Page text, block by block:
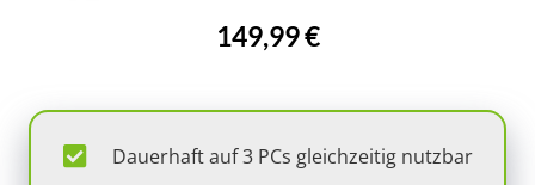
149,99 €
Dauerhaft auf 3 PCs gleichzeitig nutzbar